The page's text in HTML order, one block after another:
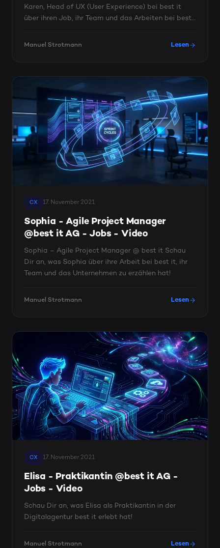
Karen, Head of UX (User Experience) bei best it
über ihren Job, ihr Team und das Arbeiten bei best
Manuel Strotmann Lesen
CX 17. November 2021
Sophia - Agile Project Manager
@best it AG - Jobs - Video
Sophia – Agile Project Manager @ best it Schau
Dir an, was Sophia über ihre Arbeit bei best it, ihr
Team und das Unternehmen zu erzählen hat!
Manuel Strotmann Lesen
CX 17. November 2021
Elisa - Praktikantin @best it AG -
Jobs - Video
Schau Dir an, was Elisa als Praktikantin in der
Digitalagentur best it erlebt hat!
Manuel Strotmann Lesen